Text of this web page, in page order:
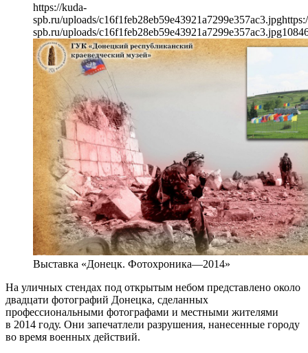
https://kuda-
spb.ru/uploads/c16f1feb28eb59e43921a7299e357ac3.jpg
spb.ru/uploads/c16f1feb28eb59e43921a7299e357ac3.jpg1084
Выставка «Донецк. Фотохроника—2014»
На уличных стендах под открытым небом представлено около
двадцати фотографий Донецка, сделанных
профессиональными фотографами и местными жителями
в 2014 году. Они запечатлели разрушения, нанесенные городу
во время военных действий.